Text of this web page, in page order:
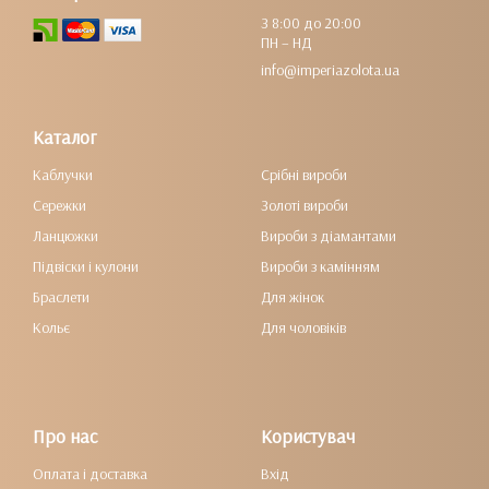
З 8:00 до 20:00
ПН – НД
info@imperiazolota.ua
Каталог
Каблучки
Сережки
Ланцюжки
Підвіски і кулони
Браслети
Кольє
Срібні вироби
Золоті вироби
Вироби з діамантами
Вироби з камінням
Для жінок
Для чоловіків
Про нас
Оплата і доставка
Користувач
Вхід